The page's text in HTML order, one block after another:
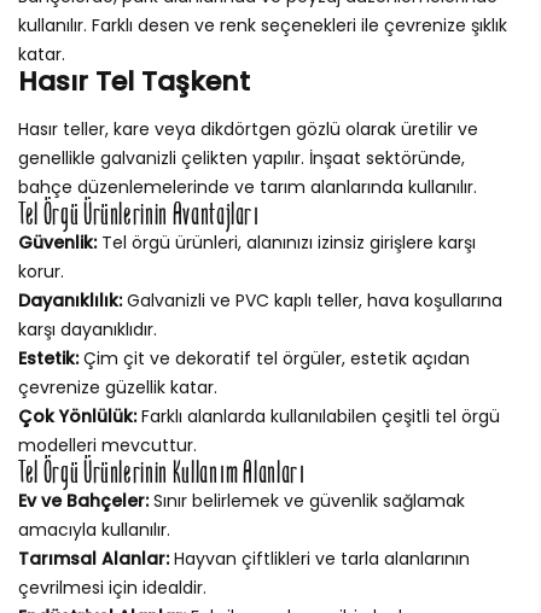
kullanılır. Farklı desen ve renk seçenekleri ile çevrenize şıklık
katar.
Hasır Tel Taşkent
Hasır teller, kare veya dikdörtgen gözlü olarak üretilir ve
genellikle galvanizli çelikten yapılır. İnşaat sektöründe,
bahçe düzenlemelerinde ve tarım alanlarında kullanılır.
Tel Örgü Ürünlerinin Avantajları
Güvenlik:Tel örgü ürünleri, alanınızı izinsiz girişlere karşı
korur.
Dayanıklılık:Galvanizli ve PVC kaplı teller, hava koşullarına
karşı dayanıklıdır.
Estetik:Çim çit ve dekoratif tel örgüler, estetik açıdan
çevrenize güzellik katar.
Çok Yönlülük:Farklı alanlarda kullanılabilen çeşitli tel örgü
modelleri mevcuttur.
Tel Örgü Ürünlerinin Kullanım Alanları
Ev ve Bahçeler:Sınır belirlemek ve güvenlik sağlamak
amacıyla kullanılır.
Tarımsal Alanlar:Hayvan çiftlikleri ve tarla alanlarının
çevrilmesi için idealdir.